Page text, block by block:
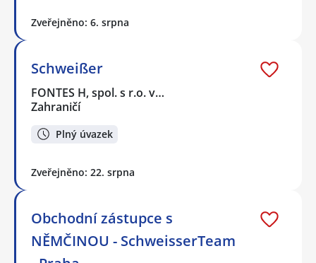
Zveřejněno: 6. srpna
Schweißer
FONTES H, spol. s r.o. v…
Zahraničí
Plný úvazek
Zveřejněno: 22. srpna
Obchodní zástupce s
NĚMČINOU - SchweisserTeam